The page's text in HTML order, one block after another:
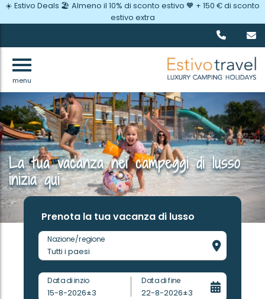
menu
☀️ Estivo Deals 🏖️ Almeno il 10% di sconto estivo 🧡 + 150 € di sconto
estivo extra
La tua vacanza nei campeggi di lusso
inizia qui
Prenota la tua vacanza di lusso
Nazione/regione
Tutti i paesi
Data di inzio
15-8-2026±3
Data di fine
22-8-2026±3